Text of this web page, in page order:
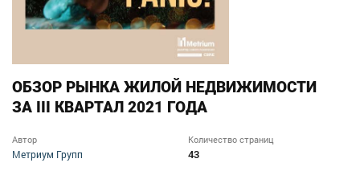
ОБЗОР РЫНКА ЖИЛОЙ НЕДВИЖИМОСТИ
ЗА III КВАРТАЛ 2021 ГОДА
Автор
Метриум Групп
Количество страниц
43